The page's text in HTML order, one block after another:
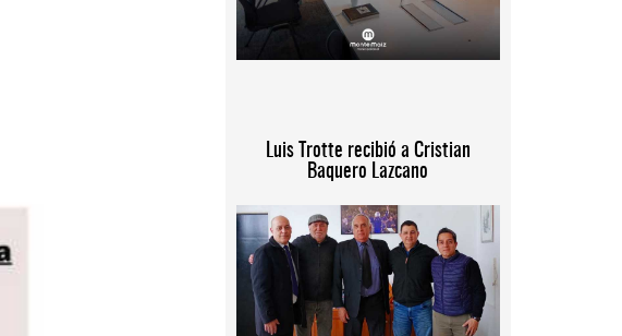
Luis Trotte recibió a Cristian
Baquero Lazcano